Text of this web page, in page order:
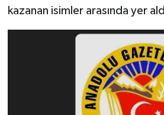
kazanan isimler arasında yer